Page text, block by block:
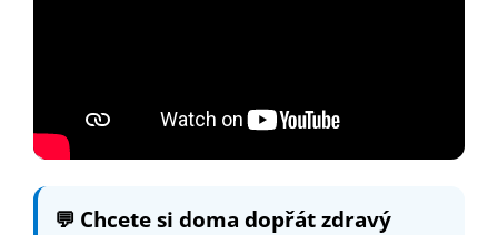
💬 Chcete si doma dopřát zdravý